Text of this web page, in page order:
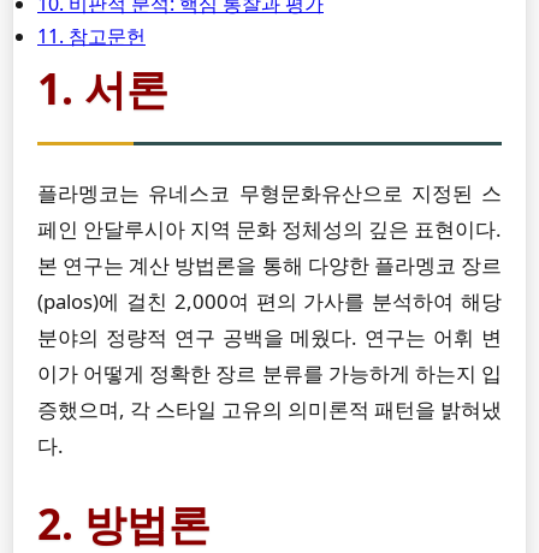
11. 참고문헌
1. 서론
플라멩코는 유네스코 무형문화유산으로 지정된 스
페인 안달루시아 지역 문화 정체성의 깊은 표현이다.
본 연구는 계산 방법론을 통해 다양한 플라멩코 장르
(palos)에 걸친 2,000여 편의 가사를 분석하여 해당
분야의 정량적 연구 공백을 메웠다. 연구는 어휘 변
이가 어떻게 정확한 장르 분류를 가능하게 하는지 입
증했으며, 각 스타일 고유의 의미론적 패턴을 밝혀냈
다.
2. 방법론